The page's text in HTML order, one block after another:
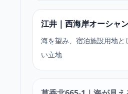
江井｜西海岸オーシャ
海を望み、宿泊施設用地と
い立地